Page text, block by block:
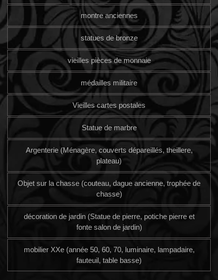
montre anciennes
statues de bronze
vieilles pièces de monnaie
médailles militaire
Vieilles cartes postales
Statue de marbre
Argenterie (Ménagère, couverts dépareillés, theillere,
plateau)
Objet sur la chasse (couteau, dague ancienne, trophée de
chasse)
décoration de jardin (Statue de pierre, potiche pierre et
fonte salon de jardin)
mobilier XXe (année 50, 60, 70, luminaire, lampadaire,
fauteuil, table basse)